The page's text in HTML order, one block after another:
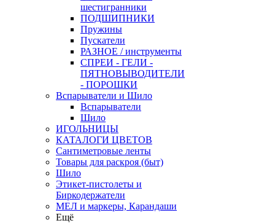
шестигранники
ПОДШИПНИКИ
Пружины
Пускатели
РАЗНОЕ / инструменты
СПРЕИ - ГЕЛИ -
ПЯТНОВЫВОДИТЕЛИ
- ПОРОШКИ
Вспарыватели и Шило
Вспарыватели
Шило
ИГОЛЬНИЦЫ
КАТАЛОГИ ЦВЕТОВ
Сантиметровые ленты
Товары для раскроя (быт)
Шило
Этикет-пистолеты и
Биркодержатели
МЕЛ и маркеры, Карандаши
Ещё